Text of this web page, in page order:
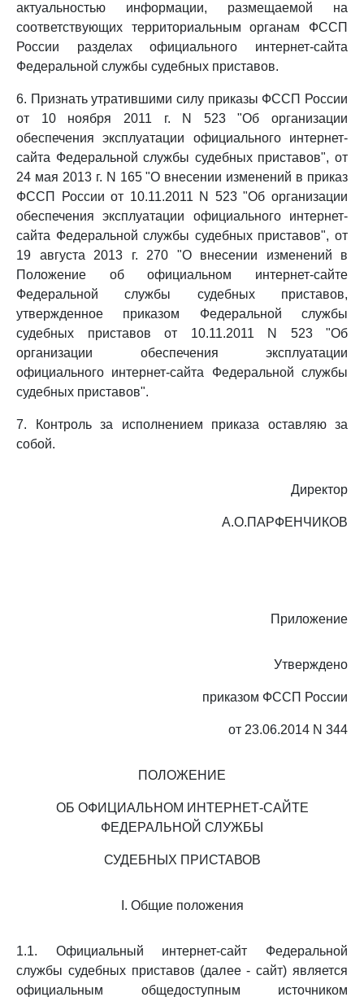
актуальностью информации, размещаемой на
соответствующих территориальным органам ФССП
России разделах официального интернет-сайта
Федеральной службы судебных приставов.
6. Признать утратившими силу приказы ФССП России
от 10 ноября 2011 г. N 523 "Об организации
обеспечения эксплуатации официального интернет-
сайта Федеральной службы судебных приставов", от
24 мая 2013 г. N 165 "О внесении изменений в приказ
ФССП России от 10.11.2011 N 523 "Об организации
обеспечения эксплуатации официального интернет-
сайта Федеральной службы судебных приставов", от
19 августа 2013 г. 270 "О внесении изменений в
Положение об официальном интернет-сайте
Федеральной службы судебных приставов,
утвержденное приказом Федеральной службы
судебных приставов от 10.11.2011 N 523 "Об
организации обеспечения эксплуатации
официального интернет-сайта Федеральной службы
судебных приставов".
7. Контроль за исполнением приказа оставляю за
собой.
Директор
А.О.ПАРФЕНЧИКОВ
Приложение
Утверждено
приказом ФССП России
от 23.06.2014 N 344
ПОЛОЖЕНИЕ
ОБ ОФИЦИАЛЬНОМ ИНТЕРНЕТ-САЙТЕ
ФЕДЕРАЛЬНОЙ СЛУЖБЫ
СУДЕБНЫХ ПРИСТАВОВ
I. Общие положения
1.1. Официальный интернет-сайт Федеральной
службы судебных приставов (далее - сайт) является
официальным общедоступным источником